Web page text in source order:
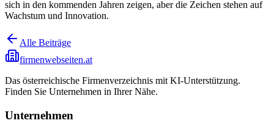
sich in den kommenden Jahren zeigen, aber die Zeichen stehen auf
Wachstum und Innovation.
Alle Beiträge
firmenwebseiten.at
Das österreichische Firmenverzeichnis mit KI-Unterstützung.
Finden Sie Unternehmen in Ihrer Nähe.
Unternehmen